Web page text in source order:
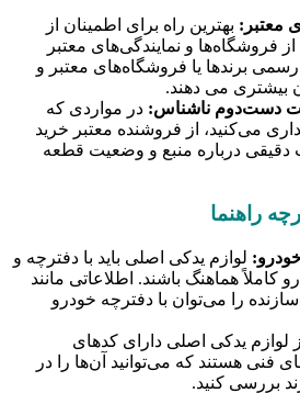
معتبر: بهترین راه برای اطمینان از
فروشگاه‌ها و نمایندگی‌های معتبر
برندها یا فروشگاه‌های معتبر و
بیشتری می دهند.
دست‌دوم ناشناس: در مواردی که
می‌کنید، از فروشنده معتبر خرید
دقیقی درباره منبع و وضعیت قطعه
لوازم یدکی اصلی باید با دفترچه و
هماهنگ باشند. اطلاعاتی مانند
را می‌توان با دفترچه خودرو
لوازم یدکی اصلی دارای کدهای
هستند که می‌توانید آن‌ها را در
بررسی کنید.